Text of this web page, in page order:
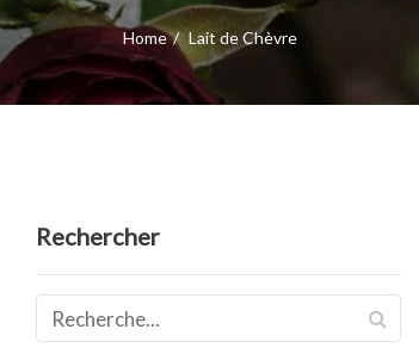
Home Lait de Chèvre
Rechercher